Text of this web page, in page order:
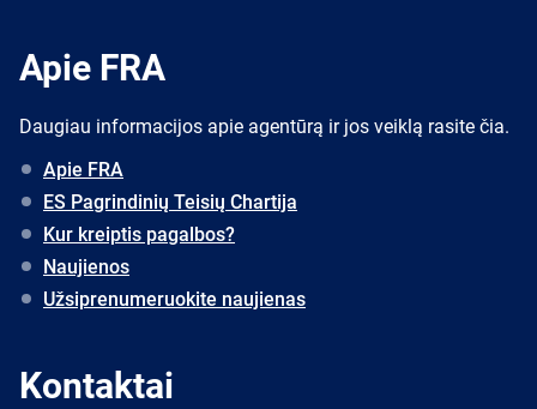
Apie FRA
Daugiau informacijos apie agentūrą ir jos veiklą rasite čia.
Apie FRA
ES Pagrindinių Teisių Chartija
Kur kreiptis pagalbos?
Naujienos
Užsiprenumeruokite naujienas
Kontaktai